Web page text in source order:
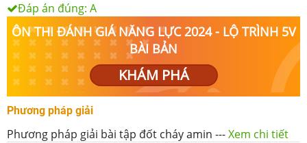
Đáp án đúng: A
ÔN THI ĐÁNH GIÁ NĂNG LỰC 2024 - LỘ TRÌNH 5V
BÀI BẢN
KHÁM PHÁ
Phương pháp giải
Phương pháp giải bài tập đốt cháy amin ---Xem chi tiết